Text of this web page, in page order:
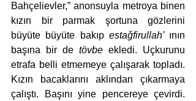
Bahçelievler,” anonsuyla metroya binen
kızın bir parmak şortuna gözlerini
büyüte büyüte bakıp estağfirullah’ ının
başına bir de tövbe ekledi. Uçkurunu
etrafa belli etmemeye çalışarak topladı.
Kızın bacaklarını aklından çıkarmaya